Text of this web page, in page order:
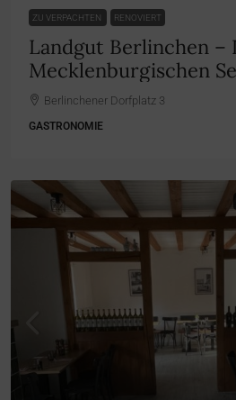
ZU VERPACHTEN RENOVIERT
Landgut Berlinchen –
Mecklenburgischen
Berlinchener Dorfplatz 3
GASTRONOMIE